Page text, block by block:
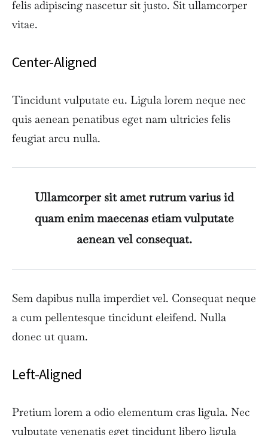
felis adipiscing nascetur sit justo. Sit ullamcorper
vitae.
Center-Aligned
Tincidunt vulputate eu. Ligula lorem neque nec
quis aenean penatibus eget nam ultricies felis
feugiat arcu nulla.
Ullamcorper sit amet rutrum varius id
quam enim maecenas etiam vulputate
aenean vel consequat.
Sem dapibus nulla imperdiet vel. Consequat neque
a cum pellentesque tincidunt eleifend. Nulla
donec ut quam.
Left-Aligned
Pretium lorem a odio elementum cras ligula. Nec
vulputate venenatis eget tincidunt libero ligula